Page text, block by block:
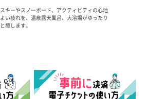
スキーやスノーボード、アクティビティの心地
よい疲れを、温泉露天風呂、大浴場がゆったり
と癒します。